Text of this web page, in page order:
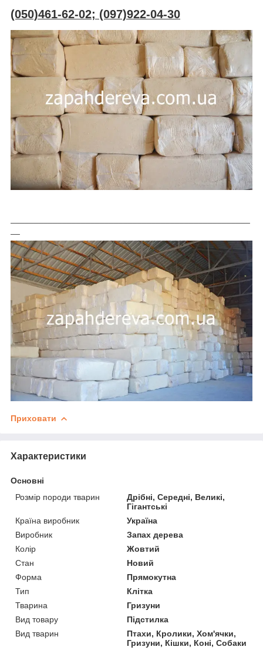
(050)461-62-02; (097)922-04-30
Приховати
Характеристики
Основні
Розмір породи тварин
Дрібні, Середні, Великі,
Гігантські
Країна виробник
Україна
Виробник
Запах дерева
Колір
Жовтий
Стан
Новий
Форма
Прямокутна
Тип
Клітка
Тварина
Гризуни
Вид товару
Підстилка
Вид тварин
Птахи, Кролики, Хом'ячки,
Гризуни, Кішки, Коні, Собаки